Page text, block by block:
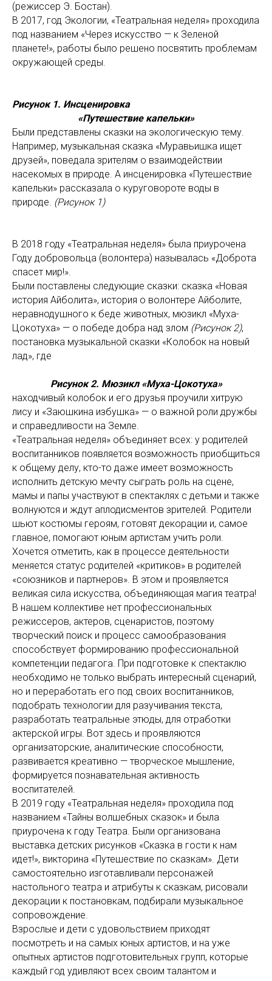
(режиссер Э. Бостан).
В 2017, год Экологии, «Театральная неделя» проходила
под названием «Через искусство — к Зеленой
планете!», работы было решено посвятить проблемам
окружающей среды.
Рисунок 1. Инсценировка
«Путешествие капельки»
Были представлены сказки на экологическую тему.
Например, музыкальная сказка «Муравьишка ищет
друзей», поведала зрителям о взаимодействии
насекомых в природе. А инсценировка «Путешествие
капельки» рассказала о куруговороте воды в
природе. (Рисунок 1)
В 2018 году «Театральная неделя» была приурочена
Году добровольца (волонтера) называлась «Доброта
спасет мир!».
Были поставлены следующие сказки: сказка «Новая
история Айболита», история о волонтере Айболите,
неравнодушного к беде животных, мюзикл «Муха-
Цокотуха» — о победе добра над злом (Рисунок 2),
постановка музыкальной сказки «Колобок на новый
лад», где
Рисунок 2. Мюзикл «Муха-Цокотуха»
находчивый колобок и его друзья проучили хитрую
лису и «Заюшкина избушка» — о важной роли дружбы
и справедливости на Земле.
«Театральная неделя» объединяет всех: у родителей
воспитанников появляется возможность приобщиться
к общему делу, кто-то даже имеет возможность
исполнить детскую мечту сыграть роль на сцене,
мамы и папы участвуют в спектаклях с детьми и также
волнуются и ждут аплодисментов зрителей. Родители
шьют костюмы героям, готовят декорации и, самое
главное, помогают юным артистам учить роли.
Хочется отметить, как в процессе деятельности
меняется статус родителей «критиков» в родителей
«союзников и партнеров». В этом и проявляется
великая сила искусства, объединяющая магия театра!
В нашем коллективе нет профессиональных
режиссеров, актеров, сценаристов, поэтому
творческий поиск и процесс самообразования
способствует формированию профессиональной
компетенции педагога. При подготовке к спектаклю
необходимо не только выбрать интересный сценарий,
но и переработать его под своих воспитанников,
подобрать технологии для разучивания текста,
разработать театральные этюды, для отработки
актерской игры. Вот здесь и проявляются
организаторские, аналитические способности,
развивается креативно — творческое мышление,
формируется познавательная активность
воспитателей.
В 2019 году «Театральная неделя» проходила под
названием «Тайны волшебных сказок» и была
приурочена к году Театра. Были организована
выставка детских рисунков «Сказка в гости к нам
идет!», викторина «Путешествие по сказкам». Дети
самостоятельно изготавливали персонажей
настольного театра и атрибуты к сказкам, рисовали
декорации к постановкам, подбирали музыкальное
сопровождение.
Взрослые и дети с удовольствием приходят
посмотреть и на самых юных артистов, и на уже
опытных артистов подготовительных групп, которые
каждый год удивляют всех своим талантом и